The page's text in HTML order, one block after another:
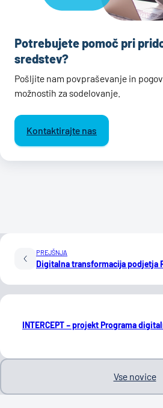
Potrebujete pomoč pri
sredstev?
Pošljite nam povpraševanje in
možnostih za sodelovanje.
Kontaktirajte nas
PREJŠNJA
Digitalna transformacija podjetja
INTERCEPT – projekt Programa
Vse novice